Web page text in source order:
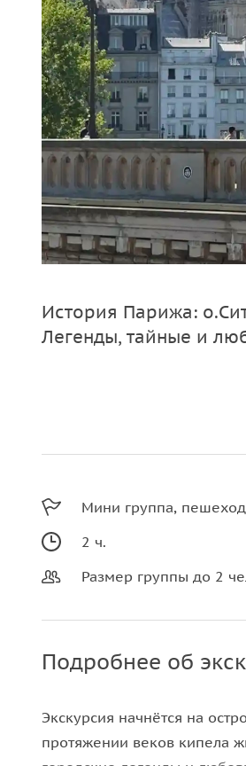
История Парижа:
Легенды, тайные и
Мини группа,
2 ч.
Размер группы до 2
Подробнее об
Экскурсия начнётся на
протяжении веков кипела